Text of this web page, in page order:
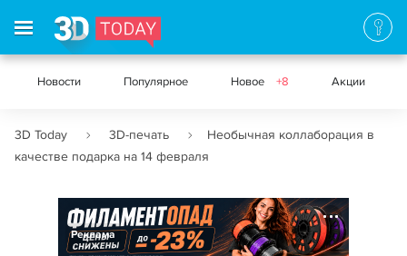
Новости Популярное Новое +8 Акции
3D Today 3D-печать
Необычная коллаборация в
качестве подарка на 14 февраля
Реклама